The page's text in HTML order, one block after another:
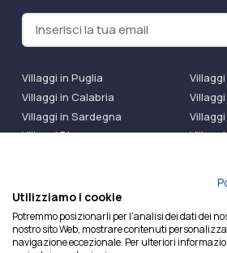
Villaggi in Puglia
Villaggi in Calabria
Villaggi in Sardegna
Villaggi Bluserena
Ilmiovillaggio è un marchio di Ekiwi
Licenza Agenzia Viaggi e Turismo n°
26/02/2015 e coperta da RC per
Utilizziamo i cookie
Potremmo posizionarli per l'analisi dei dati dei
nostro sito Web, mostrare contenuti
navigazione eccezionale. Per ulteriori